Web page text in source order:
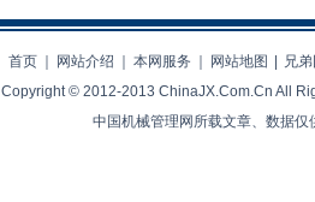
首页 ｜ 网站介绍 ｜ 本网服务 ｜ 网站地图 | 兄
Copyright © 2012-2013 ChinaJX.Com.Cn All
中国机械管理网所载文章、数据